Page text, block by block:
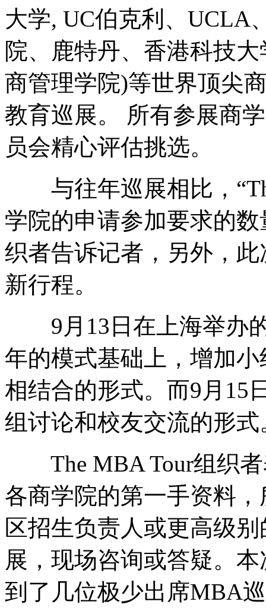
大学, UC伯克利、UCLA
院、鹿特丹、香港科技
商管理学院)等世界顶尖
教育巡展。 所有参展商
员会精心评估挑选。
与往年巡展相比，
学院的申请参加要求的
织者告诉记者，另外，
新行程。
9月13日在上海举办的
年的模式基础上，增加
相结合的形式。而9月15
组讨论和校友交流的形式
The MBA Tour组织者
各商学院的第一手资料
区招生负责人或更高级
展，现场咨询或答疑。
到了几位极少出席MBA